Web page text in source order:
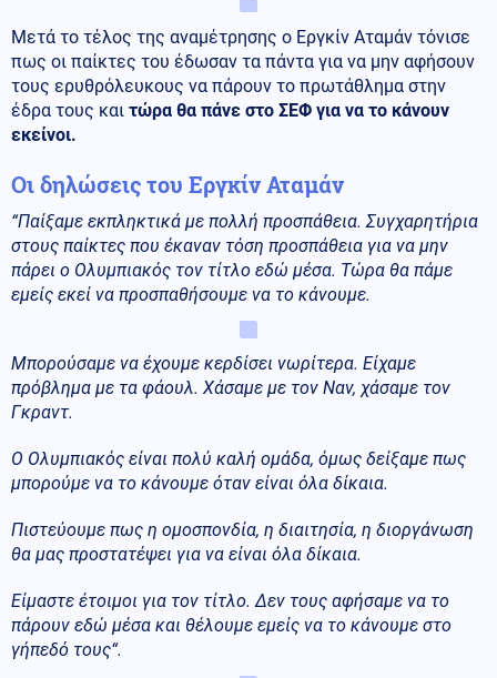
Μετά το τέλος της αναμέτρησης ο Εργκίν Αταμάν τόνισε
πως οι παίκτες του έδωσαν τα πάντα για να μην αφήσουν
τους ερυθρόλευκους να πάρουν το πρωτάθλημα στην
έδρα τους και τώρα θα πάνε στο ΣΕΦ για να το κάνουν
εκείνοι.
Οι δηλώσεις του Εργκίν Αταμάν
“Παίξαμε εκπληκτικά με πολλή προσπάθεια. Συγχαρητήρια
στους παίκτες που έκαναν τόση προσπάθεια για να μην
πάρει ο Ολυμπιακός τον τίτλο εδώ μέσα. Τώρα θα πάμε
εμείς εκεί να προσπαθήσουμε να το κάνουμε.
Μπορούσαμε να έχουμε κερδίσει νωρίτερα. Είχαμε
πρόβλημα με τα φάουλ. Χάσαμε με τον Ναν, χάσαμε τον
Γκραντ.
Ο Ολυμπιακός είναι πολύ καλή ομάδα, όμως δείξαμε πως
μπορούμε να το κάνουμε όταν είναι όλα δίκαια.
Πιστεύουμε πως η ομοσπονδία, η διαιτησία, η διοργάνωση
θα μας προστατέψει για να είναι όλα δίκαια.
Είμαστε έτοιμοι για τον τίτλο. Δεν τους αφήσαμε να το
πάρουν εδώ μέσα και θέλουμε εμείς να το κάνουμε στο
γήπεδό τους“.